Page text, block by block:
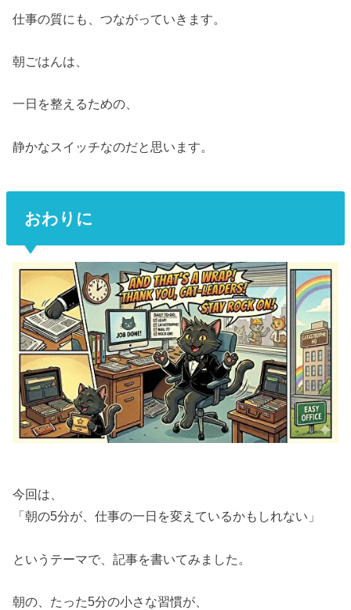
仕事の質にも、つながっていきます。
朝ごはんは、
一日を整えるための、
静かなスイッチなのだと思います。
おわりに
今回は、
「朝の5分が、仕事の一日を変えているかもしれない」
というテーマで、記事を書いてみました。
朝の、たった5分の小さな習慣が、